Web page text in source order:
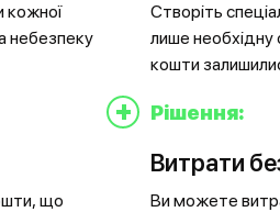
кожної
небезпеку
Створіть
лише необхідну
кошти
що
+ Рішення:
Витрати
Ви можете